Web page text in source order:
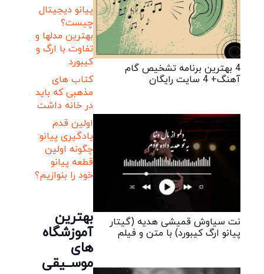
4 بهترین برنامه تشخیص گام
آهنگ+ 4 سایت رایگان
نت سیاوش قمیشی هدیه (گیتار
پیانو ارگ کیبورد) با متن و فیلم
پیانو دیجیتال
چیست؟
بهترین مدلها و
تفاوت با ارگ و
کیبورد
کتاب های
مذهبی که باید
در خانه داشت
اولین قدم
یادگیری پیانو:
چگونه اولین
قطعه پیانو
خود را بنوازیم؟
بهترین
آموزشگاه
های
موســیقی